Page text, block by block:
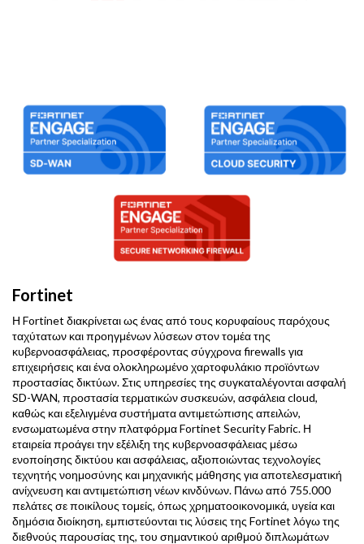
Fortinet
Η Fortinet διακρίνεται ως ένας από τους κορυφαίους παρόχους
ταχύτατων και προηγμένων λύσεων στον τομέα της
κυβερνοασφάλειας, προσφέροντας σύγχρονα firewalls για
επιχειρήσεις και ένα ολοκληρωμένο χαρτοφυλάκιο προϊόντων
προστασίας δικτύων. Στις υπηρεσίες της συγκαταλέγονται ασφαλή
SD-WAN, προστασία τερματικών συσκευών, ασφάλεια cloud,
καθώς και εξελιγμένα συστήματα αντιμετώπισης απειλών,
ενσωματωμένα στην πλατφόρμα Fortinet Security Fabric. Η
εταιρεία προάγει την εξέλιξη της κυβερνοασφάλειας μέσω
ενοποίησης δικτύου και ασφάλειας, αξιοποιώντας τεχνολογίες
τεχνητής νοημοσύνης και μηχανικής μάθησης για αποτελεσματική
ανίχνευση και αντιμετώπιση νέων κινδύνων. Πάνω από 755.000
πελάτες σε ποικίλους τομείς, όπως χρηματοοικονομικά, υγεία και
δημόσια διοίκηση, εμπιστεύονται τις λύσεις της Fortinet λόγω της
διεθνούς παρουσίας της, του σημαντικού αριθμού διπλωμάτων